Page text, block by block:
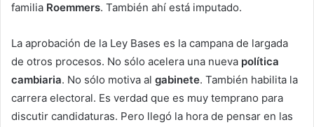
familia Roemmers. También ahí está imputado.
La aprobación de la Ley Bases es la campana de largada
de otros procesos. No sólo acelera una nueva política
cambiaria. No sólo motiva al gabinete. También habilita la
carrera electoral. Es verdad que es muy temprano para
discutir candidaturas. Pero llegó la hora de pensar en las